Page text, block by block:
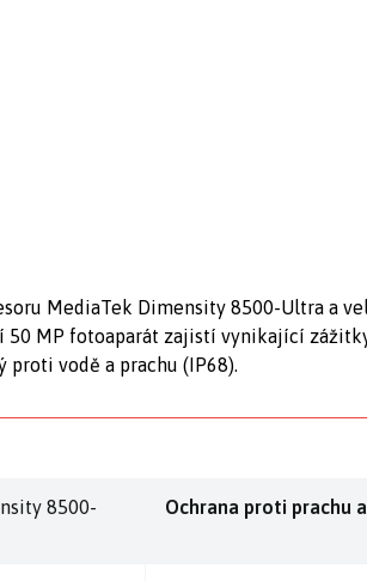
MediaTek Dimensity 8500-Ultra a
50 MP fotoaparát zajistí vynikající
vodě a prachu (IP68).
8500-
Ochrana proti prachu